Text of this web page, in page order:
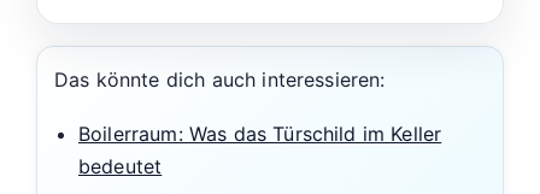
Das könnte dich auch interessieren:
Boilerraum: Was das Türschild im Keller
bedeutet